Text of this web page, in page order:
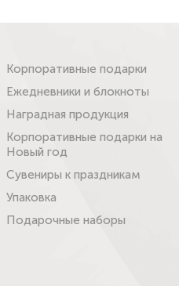
Корпоративные подарки
Ежедневники и блокноты
Наградная продукция
Корпоративные подарки на
Новый год
Сувениры к праздникам
Упаковка
Подарочные наборы